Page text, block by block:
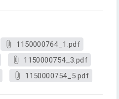
1150000764_1.pdf
1150000754_3.pdf
1150000754_5.pdf